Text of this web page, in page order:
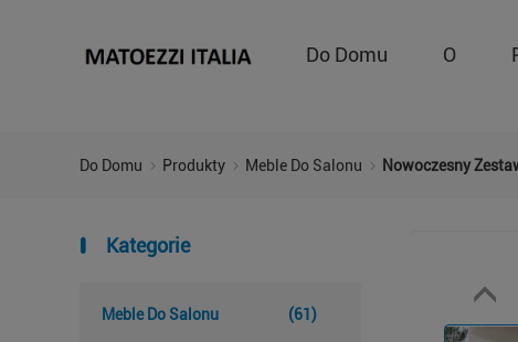
Do Domu O
Do Domu Produkty Meble Do Salonu Nowoczesny
Kategorie
Meble Do Salonu (61)